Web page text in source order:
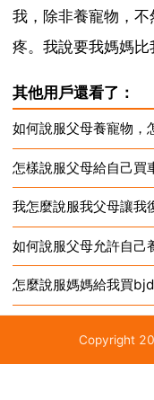
那樣的，...
我，除非養寵物，
疼。我說要我媽媽
說服自己，我開始
就告訴自己再等等，
型號手機仍然...
其他用戶還看了：
如何說服父母養寵物，
怎樣說服父母給自己買
我怎麼說服我父母讓我
如何說服父母允許自己
怎麼說服媽媽給我買
Copyright